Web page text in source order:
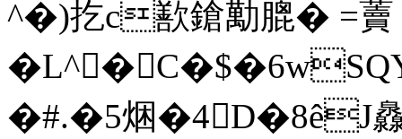
^�)扢c歚鎗勱膍� =
�#.�5焑�4D�8êJ灥